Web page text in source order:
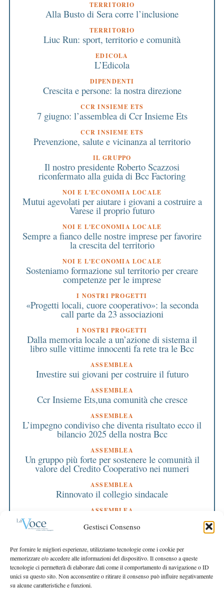
Gestisci Consenso
Per fornire le migliori esperienze, utilizziamo tecnologie come i cookie per
memorizzare e/o accedere alle informazioni del dispositivo. Il consenso a queste
tecnologie ci permetterà di elaborare dati come il comportamento di navigazione o ID
unici su questo sito. Non acconsentire o ritirare il consenso può influire negativamente
su alcune caratteristiche e funzioni.
TERRITORIO
Alla Busto di Sera corre l’inclusione
TERRITORIO
Liuc Run: sport, territorio e comunità
EDICOLA
L’Edicola
DIPENDENTI
Crescita e persone: la nostra direzione
CCR INSIEME ETS
7 giugno: l’assemblea di Ccr Insieme Ets
CCR INSIEME ETS
Prevenzione, salute e vicinanza al territorio
IL GRUPPO
Il nostro presidente Roberto Scazzosi
riconfermato alla guida di Bcc Factoring
NOI E L'ECONOMIA LOCALE
Mutui agevolati per aiutare i giovani a costruire a
Varese il proprio futuro
NOI E L'ECONOMIA LOCALE
Sempre a fianco delle nostre imprese per favorire
la crescita del territorio
NOI E L'ECONOMIA LOCALE
Sosteniamo formazione sul territorio per creare
competenze per le imprese
I NOSTRI PROGETTI
«Progetti locali, cuore cooperativo»: la seconda
call parte da 23 associazioni
I NOSTRI PROGETTI
Dalla memoria locale a un’azione di sistema il
libro sulle vittime innocenti fa rete tra le Bcc
ASSEMBLEA
Investire sui giovani per costruire il futuro
ASSEMBLEA
Ccr Insieme Ets,una comunità che cresce
ASSEMBLEA
L’impegno condiviso che diventa risultato ecco il
bilancio 2025 della nostra Bcc
ASSEMBLEA
Un gruppo più forte per sostenere le comunità il
valore del Credito Cooperativo nei numeri
ASSEMBLEA
Rinnovato il collegio sindacale
ASSEMBLEA
Bilancio approvato all’unanimità e 2 milioni
destinati al territorio
EDITORIALE DIRETTORE
Crescere restando riconoscibili
EDITORIALE PRESIDENTE
Costruire futuro insieme